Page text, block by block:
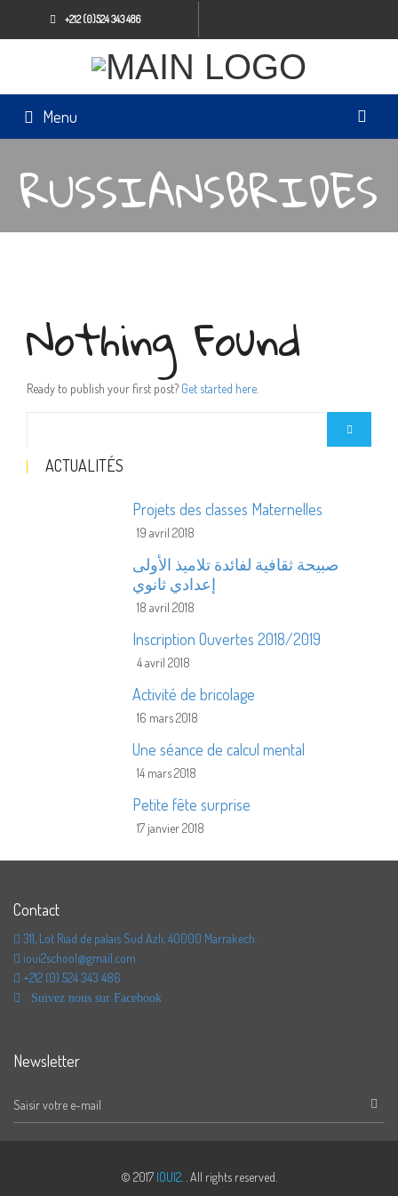
+212 (0)524 343 486
Menu
RUSSIANSBRIDES
Nothing Found
Ready to publish your first post? Get started here
ACTUALITÉS
Projets des classes Maternelles
19 avril 2018
صبيحة ثقافية لفائدة تلاميذ الأولى
إعدادي ثانوي
18 avril 2018
Inscription Ouvertes 2018/2019
4 avril 2018
Activité de bricolage
16 mars 2018
Une séance de calcul mental
14 mars 2018
Petite fête surprise
17 janvier 2018
Contact
311, Lot Riad de palais Sud Azli, 40000 Marrakech.
ioui2school@gmail.com
+212 (0) 524 343 486
Suivez nous sur Facebook
Newsletter
© 2017 IOUI2 . . All rights reserved.